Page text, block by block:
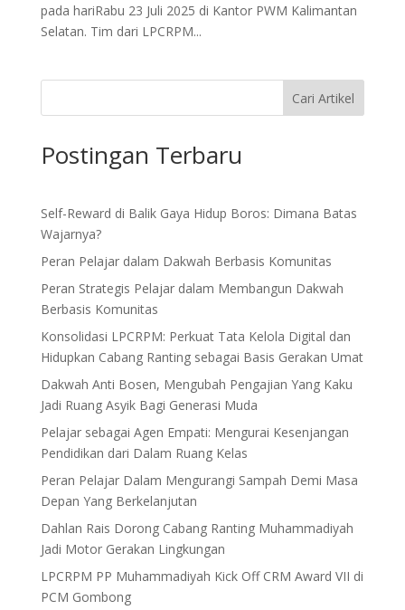
pada hariRabu 23 Juli 2025 di Kantor PWM Kalimantan
Selatan. Tim dari LPCRPM...
Cari Artikel
Postingan Terbaru
Self-Reward di Balik Gaya Hidup Boros: Dimana Batas
Wajarnya?
Peran Pelajar dalam Dakwah Berbasis Komunitas
Peran Strategis Pelajar dalam Membangun Dakwah
Berbasis Komunitas
Konsolidasi LPCRPM: Perkuat Tata Kelola Digital dan
Hidupkan Cabang Ranting sebagai Basis Gerakan Umat
Dakwah Anti Bosen, Mengubah Pengajian Yang Kaku
Jadi Ruang Asyik Bagi Generasi Muda
Pelajar sebagai Agen Empati: Mengurai Kesenjangan
Pendidikan dari Dalam Ruang Kelas
Peran Pelajar Dalam Mengurangi Sampah Demi Masa
Depan Yang Berkelanjutan
Dahlan Rais Dorong Cabang Ranting Muhammadiyah
Jadi Motor Gerakan Lingkungan
LPCRPM PP Muhammadiyah Kick Off CRM Award VII di
PCM Gombong